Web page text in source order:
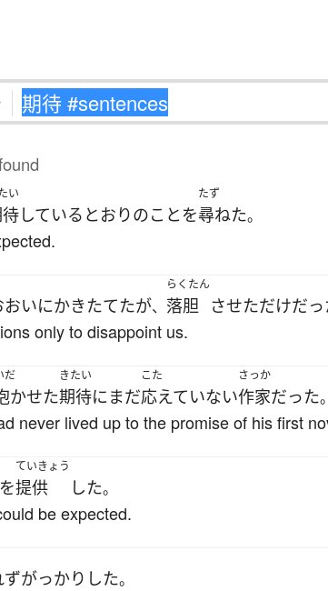
い
している とおりのことを
たず
尋ねた。
おいにかきたてたが、
らくたん
落胆 させただけだっ
only to disappoint us.
だ
かせた
きたい
期待にまだ
こた
応えていない
さっか
作家だった。
never lived up to the promise of his first
を
ていきょう
提供 した。
be expected.
ずがっかり した。